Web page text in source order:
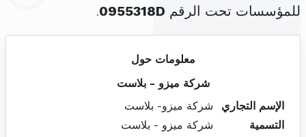
للمؤسسات تحت الرقم 0955318D
.
معلومات حول
شركة ميزو - بلاست
الإسم التجاري
شركة ميزو- بلاست
التسمية
شركة ميزو - بلاست